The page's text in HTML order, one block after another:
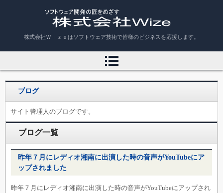
株式会社Ｗｉｚｅ
株式会社Ｗｉｚｅはソフトウェア技術で皆様のビジネスを応援します。
ブログ
サイト管理人のブログです。
ブログ一覧
昨年７月にレディオ湘南に出演した時の音声がYouTubeにア
ップされました
昨年７月にレディオ湘南に出演した時の音声がYouTubeにアップされ